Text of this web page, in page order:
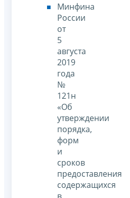
Минфина
России
от
5
августа
2019
года
№
121н
«Об
утверждении
порядка,
форм
и
сроков
предоставления
содержащихся